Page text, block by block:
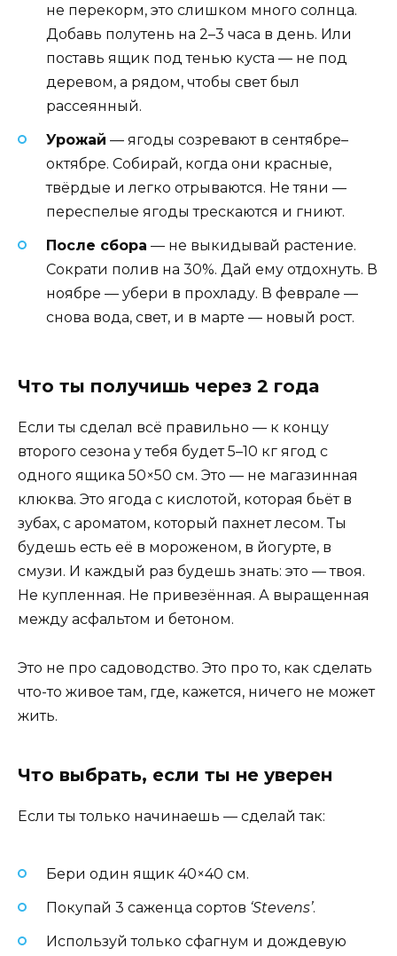
не перекорм, это слишком много солнца.
Добавь полутень на 2–3 часа в день. Или
поставь ящик под тенью куста — не под
деревом, а рядом, чтобы свет был
рассеянный.
Урожай — ягоды созревают в сентябре–
октябре. Собирай, когда они красные,
твёрдые и легко отрываются. Не тяни —
переспелые ягоды трескаются и гниют.
После сбора — не выкидывай растение.
Сократи полив на 30%. Дай ему отдохнуть. В
ноябре — убери в прохладу. В феврале —
снова вода, свет, и в марте — новый рост.
Что ты получишь через 2 года
Если ты сделал всё правильно — к концу
второго сезона у тебя будет 5–10 кг ягод с
одного ящика 50×50 см. Это — не магазинная
клюква. Это ягода с кислотой, которая бьёт в
зубах, с ароматом, который пахнет лесом. Ты
будешь есть её в мороженом, в йогурте, в
смузи. И каждый раз будешь знать: это — твоя.
Не купленная. Не привезённая. А выращенная
между асфальтом и бетоном.
Это не про садоводство. Это про то, как сделать
что-то живое там, где, кажется, ничего не может
жить.
Что выбрать, если ты не уверен
Если ты только начинаешь — сделай так:
Бери один ящик 40×40 см.
Покупай 3 саженца сортов ‘Stevens’.
Используй только сфагнум и дождевую